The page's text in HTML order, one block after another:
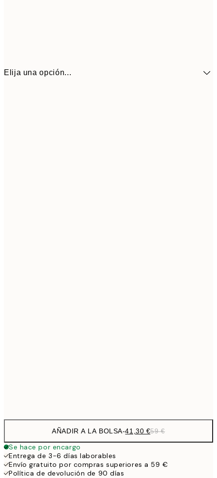
Elija una opción...
AÑADIR A LA BOLSA-41,30 €59 €
Se hace por encargo
Entrega de 3-6 días laborables
Envío gratuito por compras superiores a 59 €
Política de devolución de 90 días